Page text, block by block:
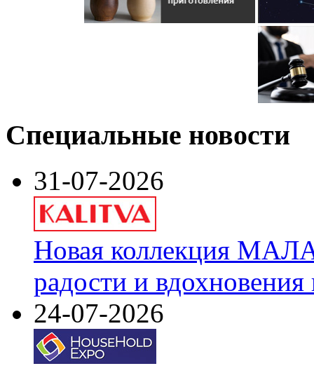
Специальные новости
31-07-2026
Новая коллекция
радости и
24-07-2026